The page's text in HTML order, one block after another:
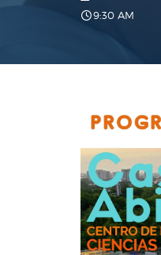
9:30 AM